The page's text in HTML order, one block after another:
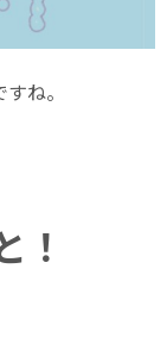
ね。
！